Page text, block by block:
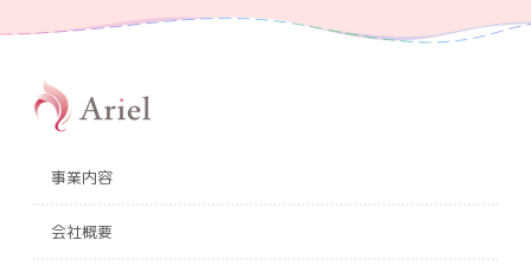
事業内容
会社概要